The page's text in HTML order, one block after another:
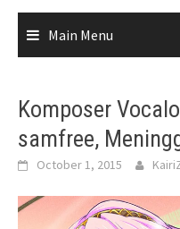
Main Menu
Komposer
samfree,
October 1, 2015